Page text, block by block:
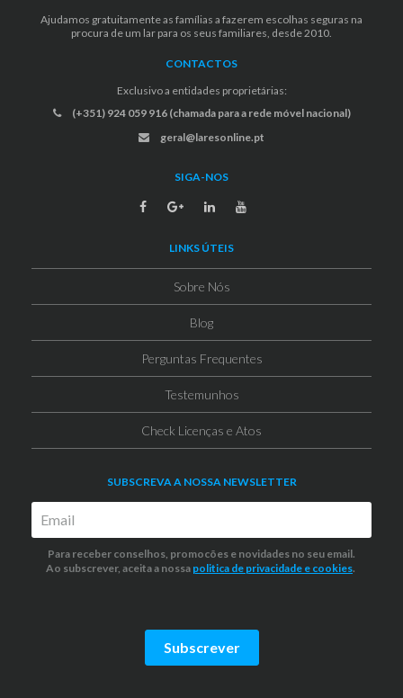
Ajudamos gratuitamente as famílias a fazerem escolhas seguras na
procura de um lar para os seus familiares, desde 2010.
CONTACTOS
Exclusivo a entidades proprietárias:
(+351) 924 059 916 (chamada para a rede móvel nacional)
geral@laresonline.pt
SIGA-NOS
LINKS ÚTEIS
Sobre Nós
Blog
Perguntas Frequentes
Testemunhos
Check Licenças e Atos
SUBSCREVA A NOSSA NEWSLETTER
Para receber conselhos, promocões e novidades no seu email.
Ao subscrever, aceita a nossa politica de privacidade e cookies.
Subscrever